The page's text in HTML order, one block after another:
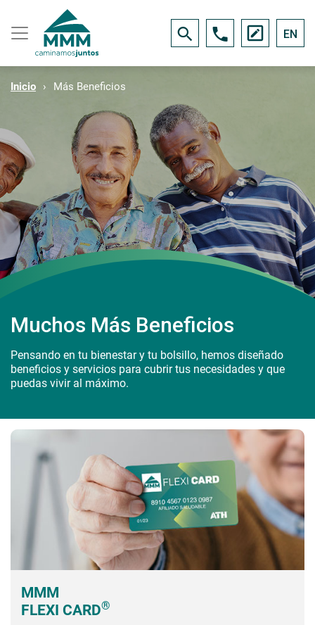
EN
Inicio Más Beneficios
Muchos Más Beneficios
Pensando en tu bienestar y tu bolsillo, hemos diseñado
beneficios y servicios para cubrir tus necesidades y que
puedas vivir al máximo.
MMM
FLEXI CARD®